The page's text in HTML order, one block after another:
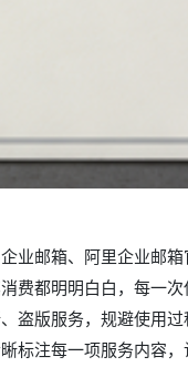
业邮箱、阿里企业邮
都明明白白，每一次
版服务，规避使用过
注每一项服务内容，